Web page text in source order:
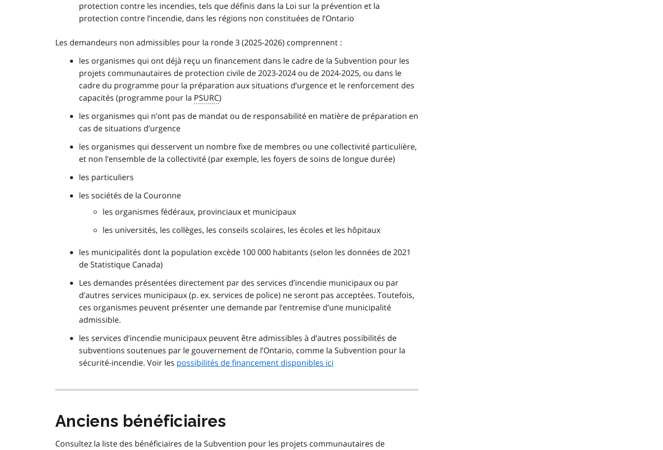
protection contre les incendies, tels que définis dans la Loi sur la prévention et la
protection contre l’incendie, dans les régions non constituées de l’Ontario
Les demandeurs non admissibles pour la ronde 3 (2025-2026) comprennent :
les organismes qui ont déjà reçu un financement dans le cadre de la Subvention pour les
projets communautaires de protection civile de 2023-2024 ou de 2024-2025, ou dans le
cadre du programme pour la préparation aux situations d’urgence et le renforcement des
capacités (programme pour la PSURC)
les organismes qui n’ont pas de mandat ou de responsabilité en matière de préparation en
cas de situations d’urgence
les organismes qui desservent un nombre fixe de membres ou une collectivité particulière,
et non l’ensemble de la collectivité (par exemple, les foyers de soins de longue durée)
les particuliers
les sociétés de la Couronne
les organismes fédéraux, provinciaux et municipaux
les universités, les collèges, les conseils scolaires, les écoles et les hôpitaux
les municipalités dont la population excède 100 000 habitants (selon les données de 2021
de Statistique Canada)
Les demandes présentées directement par des services d’incendie municipaux ou par
d’autres services municipaux (p. ex. services de police) ne seront pas acceptées. Toutefois,
ces organismes peuvent présenter une demande par l’entremise d’une municipalité
admissible.
les services d’incendie municipaux peuvent être admissibles à d’autres possibilités de
subventions soutenues par le gouvernement de l’Ontario, comme la Subvention pour la
sécurité-incendie. Voir les possibilités de financement disponibles ici
Anciens bénéficiaires
Consultez la liste des bénéficiaires de la Subvention pour les projets communautaires de